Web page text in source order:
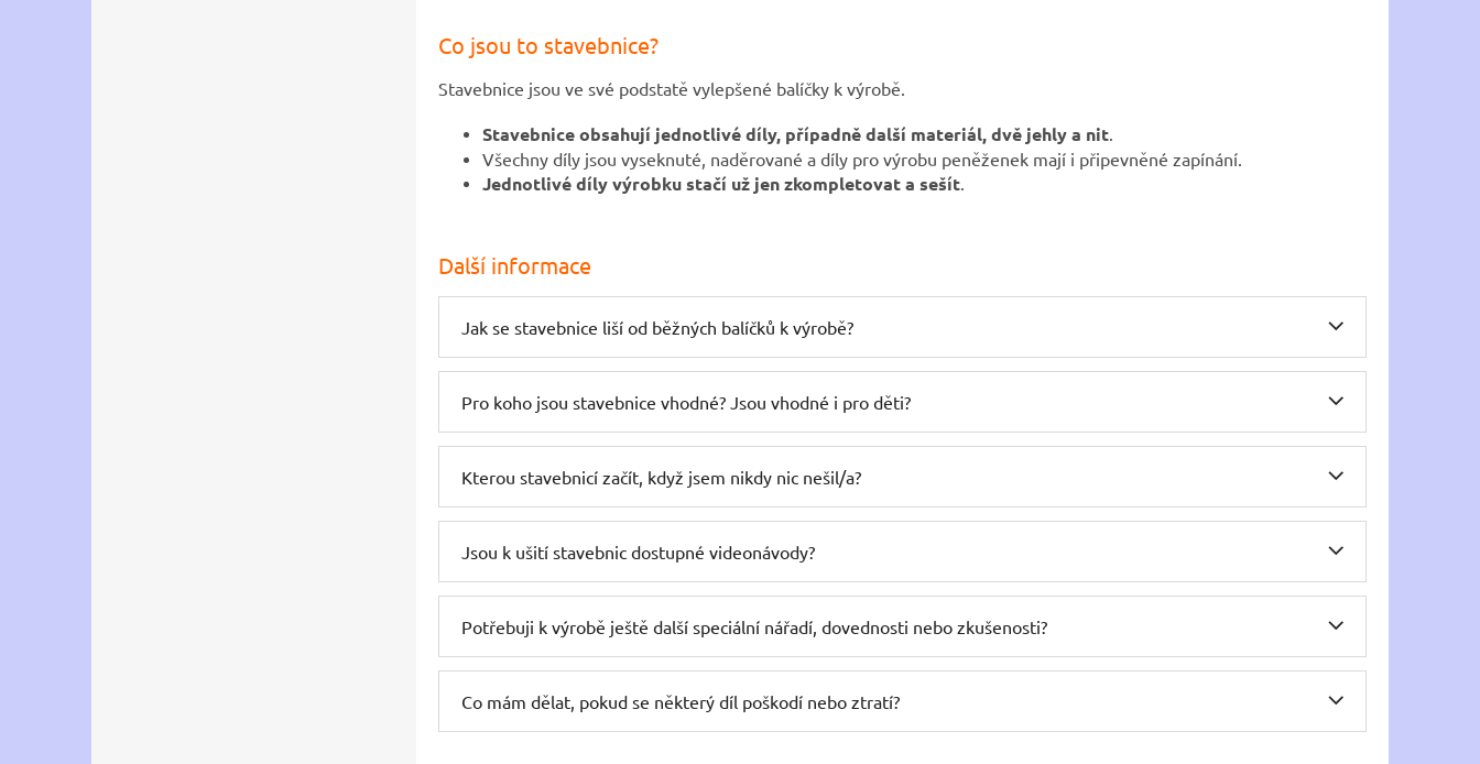
d
c
í
p
r
ý
s
Co jsou to stavebnice?
Stavebnice jsou ve své podstatě vylepšené balíčky k výrobě.
Stavebnice obsahují jednotlivé díly, případně další materiál, dvě jehly a nit
Všechny díly jsou vyseknuté, naděrované a díly pro výrobu peněženek mají i připevněné zapínání.
Jednotlivé díly výrobku stačí už jen zkompletovat a sešít
Další informace
Jak se stavebnice liší od běžných balíčků k výrobě?
Pro koho jsou stavebnice vhodné? Jsou vhodné i pro děti?
Kterou stavebnicí začít, když jsem nikdy nic nešil/a?
Jsou k ušití stavebnic dostupné videonávody?
Potřebuji k výrobě ještě další speciální nářadí, dovednosti nebo zkušenosti?
Co mám dělat, pokud se některý díl poškodí nebo ztratí?